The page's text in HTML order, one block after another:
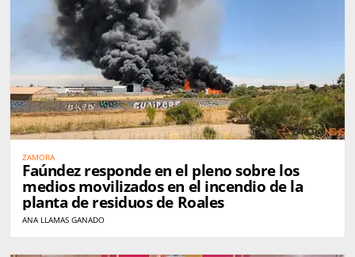
ZAMORA
Faúndez responde en el pleno sobre los
medios movilizados en el incendio de la
planta de residuos de Roales
ANA LLAMAS GANADO